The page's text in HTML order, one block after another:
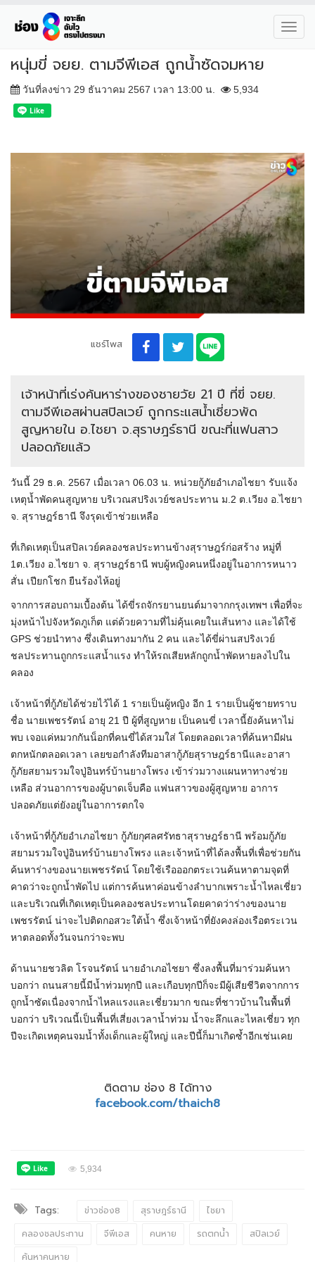
หนุ่มขี่ จยย. ตามจีพีเอส ถูกน้ำซัดจมหาย
วันที่ลงข่าว 29 ธันวาคม 2567 เวลา 13:00 น. 5,934
แชร์โพส
เจ้าหน้าที่เร่งค้นหาร่างของชายวัย 21 ปี ที่ขี่ จยย.
ตามจีพีเอสผ่านสปิลเวย์ ถูกกระแสน้ำเชี่ยวพัด
สูญหายใน อ.ไชยา จ.สุราษฎร์ธานี ขณะที่แฟนสาว
ปลอดภัยแล้ว
วันนี้ 29 ธ.ค. 2567 เมื่อเวลา 06.03 น. หน่วยกู้ภัยอำเภอไชยา รับแจ้ง
เหตุน้ำพัดคนสูญหาย บริเวณสปริงเวย์ชลประทาน ม.2 ต.เวียง อ.ไชยา
จ. สุราษฎร์ธานี จึงรุดเข้าช่วยเหลือ
ที่เกิดเหตุเป็นสปิลเวย์คลองชลประทานข้างสุราษฎร์ก่อสร้าง หมู่ที่
1ต.เวียง อ.ไชยา จ. สุราษฎร์ธานี พบผู้หญิงคนหนึ่งอยู่ในอาการหนาว
สั่น เปียกโชก ยืนร้องไห้อยู่
จากการสอบถามเบื้องต้น ได้ขี่รถจักรยานยนต์มาจากกรุงเทพฯ เพื่อที่จะ
มุ่งหน้าไปจังหวัดภูเก็ต แต่ด้วยความที่ไม่คุ้นเคยในเส้นทาง และได้ใช้
GPS ช่วยนำทาง ซึ่งเดินทางมากัน 2 คน และได้ขี่ผ่านสปริงเวย์
ชลประทานถูกกระแสน้ำแรง ทำให้รถเสียหลักถูกน้ำพัดหายลงไปใน
คลอง
เจ้าหน้าที่กู้ภัยได้ช่วยไว้ได้ 1 รายเป็นผู้หญิง อีก 1 รายเป็นผู้ชายทราบ
ชื่อ นายเพชรรัตน์ อายุ 21 ปี ผู้ที่สูญหาย เป็นคนขี่ เวลานี้ยังค้นหาไม่
พบ เจอแค่หมวกกันน็อกที่คนขี่ได้สวมใส่ โดยตลอดเวลาที่ค้นหามีฝน
ตกหนักตลอดเวลา เลยขอกำลังทีมอาสากู้ภัยสุราษฎร์ธานีและอาสา
กู้ภัยสยามรวมใจปู่อินทร์บ้านยางโพรง เข้าร่วมวางแผนหาทางช่วย
เหลือ ส่วนอาการของผู้บาดเจ็บคือ แฟนสาวของผู้สูญหาย อาการ
ปลอดภัยแต่ยังอยู่ในอาการตกใจ
เจ้าหน้าที่กู้ภัยอำเภอไชยา กู้ภัยกุศลศรัทธาสุราษฎร์ธานี พร้อมกู้ภัย
สยามรวมใจปู่อินทร์บ้านยางโพรง และเจ้าหน้าที่ได้ลงพื้นที่เพื่อช่วยกัน
ค้นหาร่างของนายเพชรรัตน์ โดยใช้เรือออกตระเวนค้นหาตามจุดที่
คาดว่าจะถูกน้ำพัดไป แต่การค้นหาค่อนข้างลำบากเพราะน้ำไหลเชี่ยว
และบริเวณที่เกิดเหตุเป็นคลองชลประทานโดยคาดว่าร่างของนาย
เพชรรัตน์ น่าจะไปติดกอสวะใต้น้ำ ซึ่งเจ้าหน้าที่ยังคงล่องเรือตระเวน
หาตลอดทั้งวันจนกว่าจะพบ
ด้านนายชวลิต โรจนรัตน์ นายอำเภอไชยา ซึ่งลงพื้นที่มาร่วมค้นหา
บอกว่า ถนนสายนี้มีน้ำท่วมทุกปี และเกือบทุกปีก็จะมีผู้เสียชีวิตจากการ
ถูกน้ำซัดเนื่องจากน้ำไหลแรงและเชี่ยวมาก ขณะที่ชาวบ้านในพื้นที่
บอกว่า บริเวณนี้เป็นพื้นที่เสี่ยงเวลาน้ำท่วม น้ำจะลึกและไหลเชี่ยว ทุก
ปีจะเกิดเหตุคนจมน้ำทั้งเด็กและผู้ใหญ่ และปีนี้ก็มาเกิดซ้ำอีกเช่นเคย
ติดตาม ช่อง 8 ได้ทาง
facebook.com/thaich8
5,934
Tags: ข่าวช่อง8 สุราษฎร์ธานี
ไชยา
คลองชลประทาน
จีพีเอส คนหาย รถตกน้ำ
สปิลเวย์
ค้นหาคนหาย